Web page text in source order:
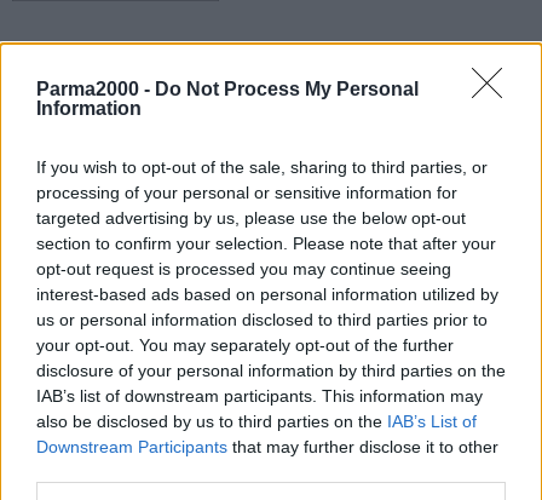
Parma2000 - Do Not Process My Personal
Information
If you wish to opt-out of the sale, sharing to third parties, or
processing of your personal or sensitive information for
targeted advertising by us, please use the below opt-out
section to confirm your selection. Please note that after your
opt-out request is processed you may continue seeing
interest-based ads based on personal information utilized by
us or personal information disclosed to third parties prior to
your opt-out. You may separately opt-out of the further
disclosure of your personal information by third parties on the
IAB’s list of downstream participants. This information may
also be disclosed by us to third parties on the IAB’s List of
Downstream Participants that may further disclose it to other
Più mobilità sostenibile. Chi sceglie la bici per muoversi in Emilia-
dei percorsi per le due ruote in 20 Comuni della regione.
I fondi stanziati, il dettaglio degli interventi e dei singoli progetti
verranno presentati in conferenza stampa martedì 29 ottobre alle
ore 13 in Regione (sala Giunta – 9^ piano – viale A. Moro, 52 –
Bologna) dal presidente della Regione, Stefano Bonaccini, insieme
ai sindaci dei 20 Comuni interessati.
Presenti all’incontro con i giornalisti, l’assessore alla Mobilità,
Raffaele Donini, e il sottosegretario alla Presidenza, Giammaria